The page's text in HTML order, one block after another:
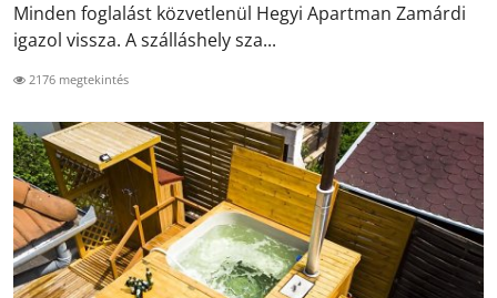
Minden foglalást közvetlenül Hegyi Apartman Zamárdi
igazol vissza. A szálláshely sza...
2176 megtekintés